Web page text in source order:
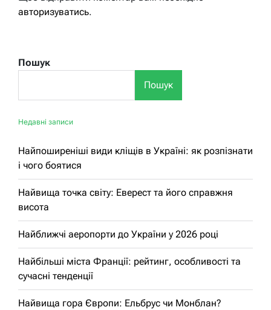
авторизуватись.
Пошук
Пошук
Недавні записи
Найпоширеніші види кліщів в Україні: як розпізнати
і чого боятися
Найвища точка світу: Еверест та його справжня
висота
Найближчі аеропорти до України у 2026 році
Найбільші міста Франції: рейтинг, особливості та
сучасні тенденції
Найвища гора Європи: Ельбрус чи Монблан?